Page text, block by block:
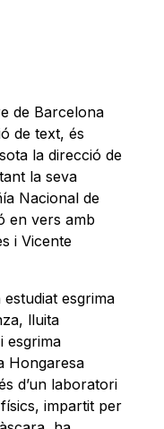
de Barcelona
de text, és
la direcció de
la seva
Nacional de
en vers amb
i Vicente
esgrima
lluita
esgrima
Hongaresa
d’un laboratori
impartit per